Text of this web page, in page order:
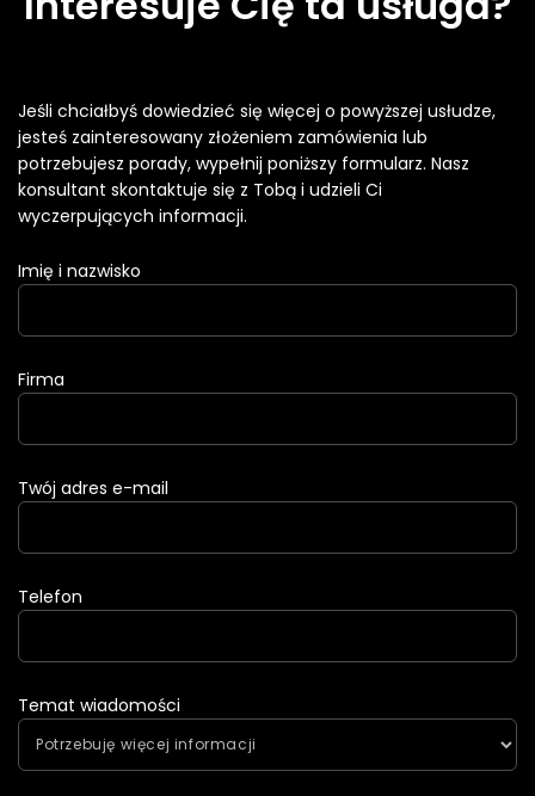
Jeśli chciałbyś dowiedzieć się więcej o powyższej usłudze,
jesteś zainteresowany złożeniem zamówienia lub
potrzebujesz porady, wypełnij poniższy formularz. Nasz
konsultant skontaktuje się z Tobą i udzieli Ci
wyczerpujących informacji.
Imię i nazwisko
Firma
Twój adres e-mail
Telefon
Temat wiadomości